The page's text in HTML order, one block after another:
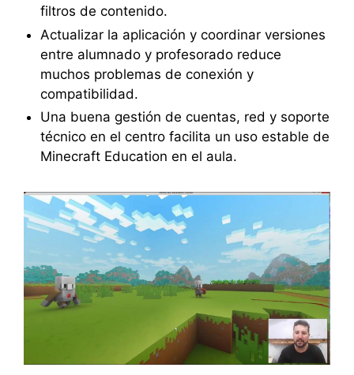
filtros de contenido.
Actualizar la aplicación y coordinar versiones
entre alumnado y profesorado reduce
muchos problemas de conexión y
compatibilidad.
Una buena gestión de cuentas, red y soporte
técnico en el centro facilita un uso estable de
Minecraft Education en el aula.